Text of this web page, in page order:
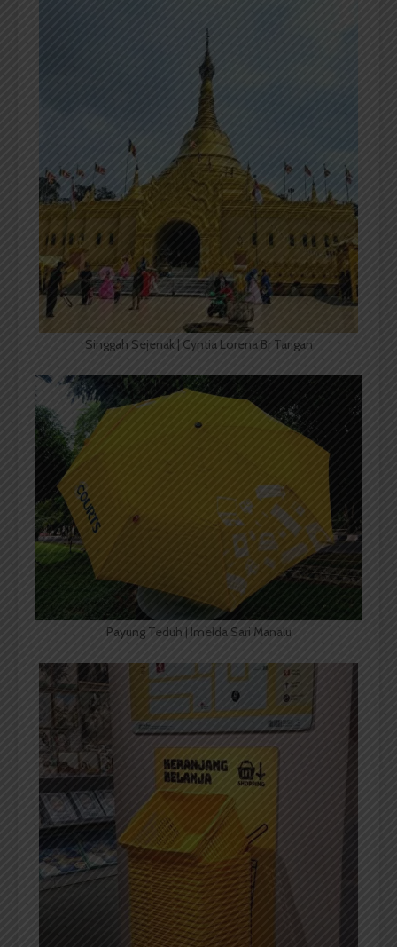
Singgah Sejenak | Cyntia Lorena Br Tarigan
Payung Teduh | Imelda Sari Manalu